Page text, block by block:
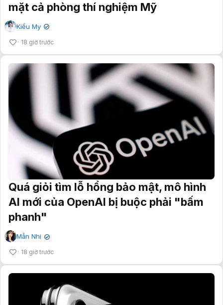
mặt cả phòng thí nghiệm Mỹ
Kiều My ✔
18 giờ trước
Quá giỏi tìm lỗ hổng bảo mật, mô hình
AI mới của OpenAI bị buộc phải "bấm
phanh"
Mẫn Nhi ✔
18 giờ trước